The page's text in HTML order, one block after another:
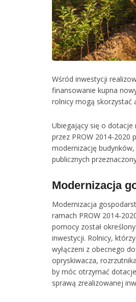
Wśród inwestycji
finansowanie kupna
rolnicy mogą skorzystać
Ubiegający się o
przez PROW 2014-
modernizację
publicznych
Modernizacja
Modernizacja
ramach PROW 2014-
pomocy został
inwestycji. Rolnicy,
wyłączeni z obecnego
opryskiwacza,
by móc otrzymać
sprawą zrealizowanej